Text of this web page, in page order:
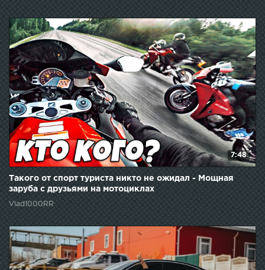
7:48
Такого от спорт туриста никто не ожидал - Мощная
заруба с друзьями на мотоциклах
Vlad1000RR